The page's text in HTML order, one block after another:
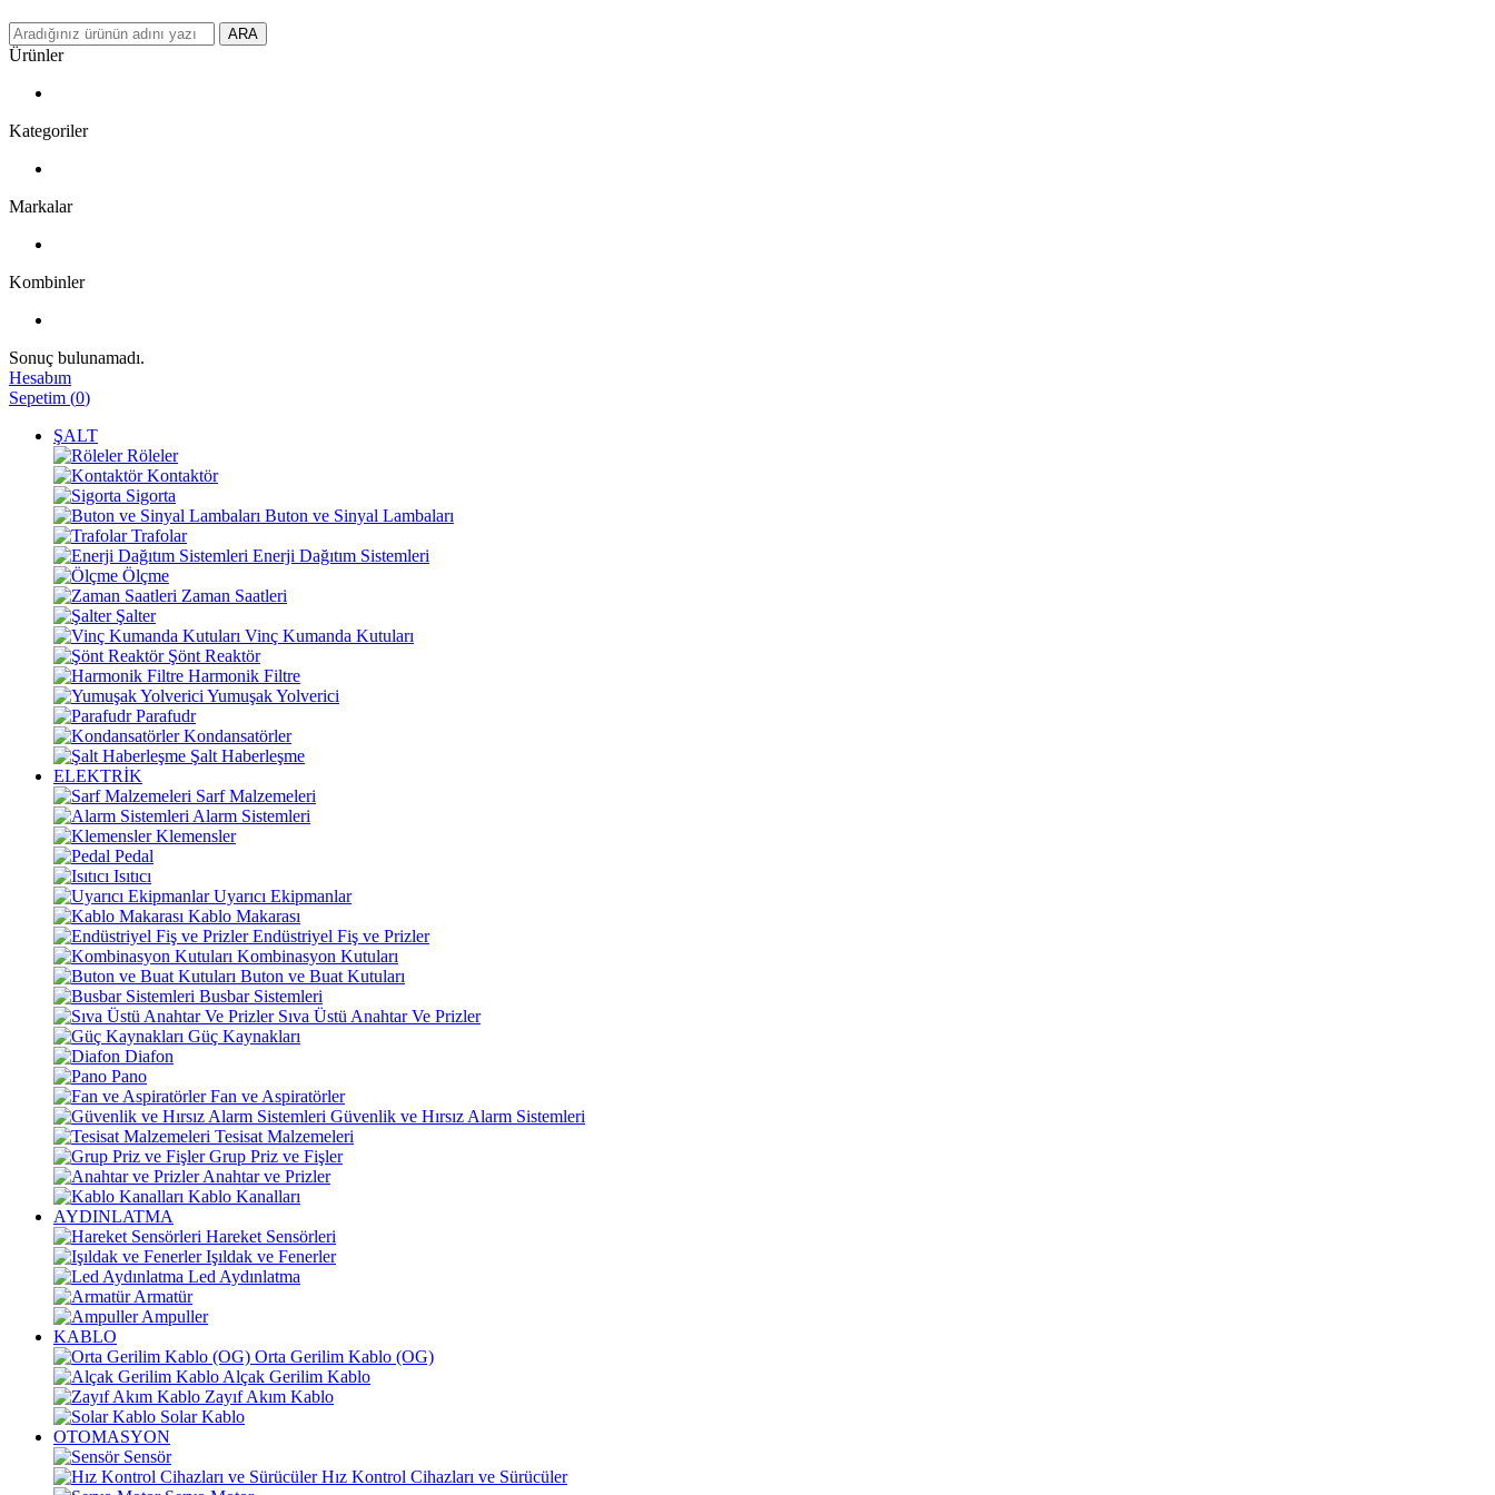
ARA
Ürünler
Kategoriler
Markalar
Kombinler
Sonuç bulunamadı.
Hesabım
Sepetim (0)
ŞALT
Röleler
Kontaktör
Sigorta
Buton ve Sinyal Lambaları
Trafolar
Enerji Dağıtım Sistemleri
Ölçme
Zaman Saatleri
Şalter
Vinç Kumanda Kutuları
Şönt Reaktör
Harmonik Filtre
Yumuşak Yolverici
Parafudr
Kondansatörler
Şalt Haberleşme
ELEKTRİK
Sarf Malzemeleri
Alarm Sistemleri
Klemensler
Pedal
Isıtıcı
Uyarıcı Ekipmanlar
Kablo Makarası
Endüstriyel Fiş ve Prizler
Kombinasyon Kutuları
Buton ve Buat Kutuları
Busbar Sistemleri
Sıva Üstü Anahtar Ve Prizler
Güç Kaynakları
Diafon
Pano
Fan ve Aspiratörler
Güvenlik ve Hırsız Alarm Sistemleri
Tesisat Malzemeleri
Grup Priz ve Fişler
Anahtar ve Prizler
Kablo Kanalları
AYDINLATMA
Hareket Sensörleri
Işıldak ve Fenerler
Led Aydınlatma
Armatür
Ampuller
KABLO
Orta Gerilim Kablo (OG)
Alçak Gerilim Kablo
Zayıf Akım Kablo
Solar Kablo
OTOMASYON
Sensör
Hız Kontrol Cihazları ve Sürücüler